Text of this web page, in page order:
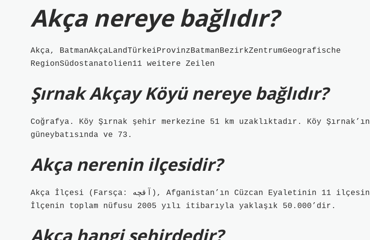
Akça nereye bağlıdır?
Akça, BatmanAkçaLandTürkeiProvinzBatmanBezirkZentrumGeografische
RegionSüdostanatolien11 weitere Zeilen
Şırnak Akçay Köyü nereye bağlıdır?
Coğrafya. Köy Şırnak şehir merkezine 51 km uzaklıktadır. Köy Şırnak’ın
güneybatısında ve 73.
Akça nerenin ilçesidir?
Akça İlçesi (Farsça: آقچه), Afganistan’ın Cüzcan Eyaletinin 11 ilçesinden biridir.
İlçenin toplam nüfusu 2005 yılı itibarıyla yaklaşık 50.000’dir.
Akça hangi şehirdedir?